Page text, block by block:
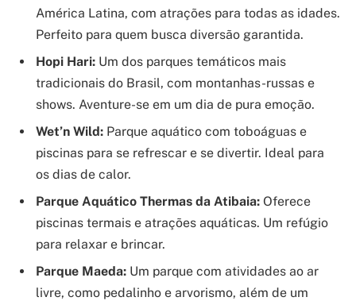
América Latina, com atrações para todas as idades.
Perfeito para quem busca diversão garantida.
Hopi Hari: Um dos parques temáticos mais
tradicionais do Brasil, com montanhas-russas e
shows. Aventure-se em um dia de pura emoção.
Wet’n Wild: Parque aquático com toboáguas e
piscinas para se refrescar e se divertir. Ideal para
os dias de calor.
Parque Aquático Thermas da Atibaia: Oferece
piscinas termais e atrações aquáticas. Um refúgio
para relaxar e brincar.
Parque Maeda: Um parque com atividades ao ar
livre, como pedalinho e arvorismo, além de um